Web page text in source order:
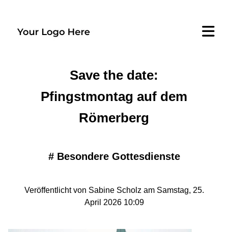
Save the date:
Pfingstmontag auf dem
Römerberg
# Besondere Gottesdienste
Veröffentlicht von Sabine Scholz am Samstag, 25.
April 2026 10:09